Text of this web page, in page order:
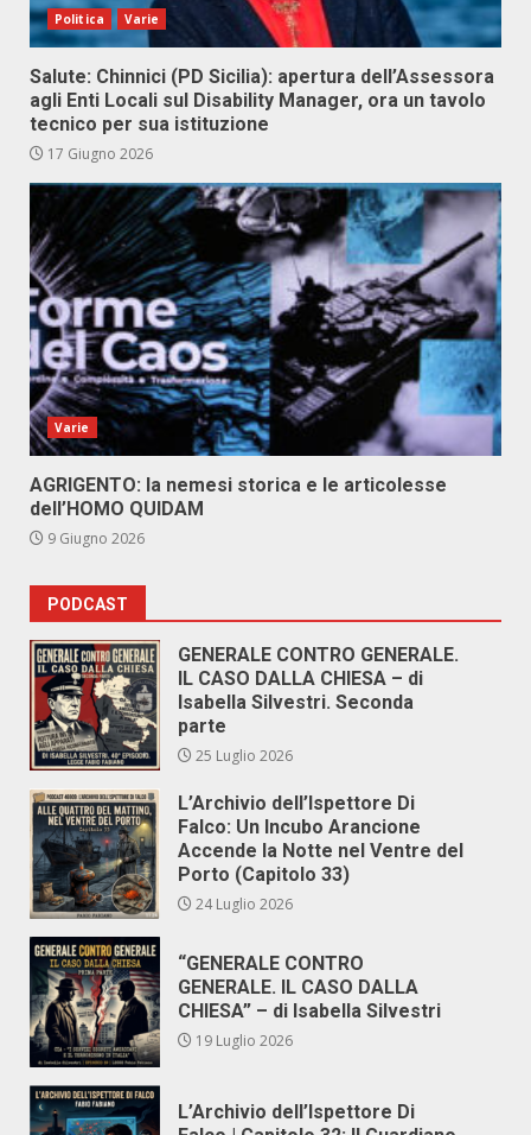
Politica Varie
Salute: Chinnici (PD Sicilia): apertura dell’Assessora
agli Enti Locali sul Disability Manager, ora un tavolo
tecnico per sua istituzione
17 Giugno 2026
Varie
AGRIGENTO: la nemesi storica e le articolesse
dell’HOMO QUIDAM
9 Giugno 2026
PODCAST
GENERALE CONTRO GENERALE.
IL CASO DALLA CHIESA – di
Isabella Silvestri. Seconda
parte
25 Luglio 2026
L’Archivio dell’Ispettore Di
Falco: Un Incubo Arancione
Accende la Notte nel Ventre del
Porto (Capitolo 33)
24 Luglio 2026
“GENERALE CONTRO
GENERALE. IL CASO DALLA
CHIESA” – di Isabella Silvestri
19 Luglio 2026
L’Archivio dell’Ispettore Di